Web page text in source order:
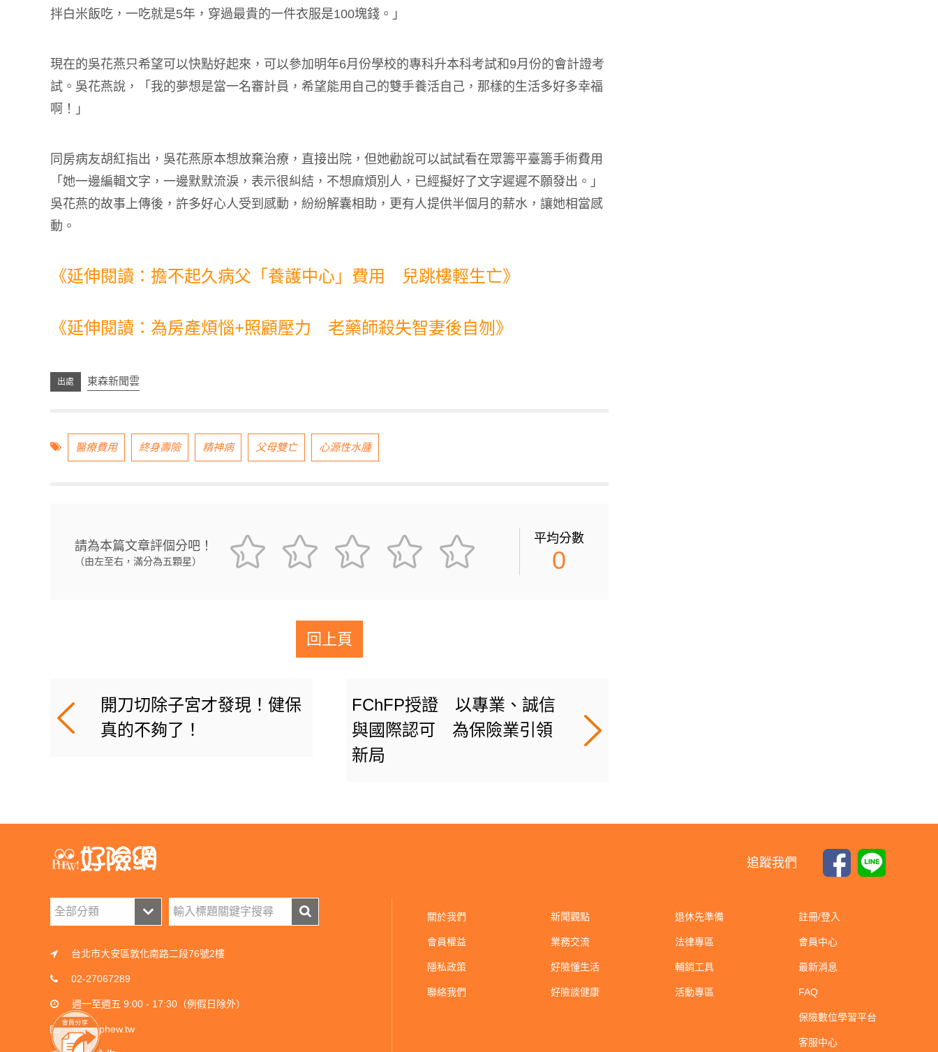
拌白米飯吃，一吃就是5年，穿過最貴的一件衣服是100塊錢。」
現在的吳花燕只希望可以快點好起來，可以參加明年6月份學校的專科升本科考試和9月份的會計證考
試。吳花燕說，「我的夢想是當一名審計員，希望能用自己的雙手養活自己，那樣的生活多好多幸福
啊！」
同房病友胡紅指出，吳花燕原本想放棄治療，直接出院，但她勸說可以試試看在眾籌平臺籌手術費用
「她一邊編輯文字，一邊默默流淚，表示很糾結，不想麻煩別人，已經擬好了文字遲遲不願發出。」
吳花燕的故事上傳後，許多好心人受到感動，紛紛解囊相助，更有人提供半個月的薪水，讓她相當感
動。
《延伸閱讀：擔不起久病父「養護中心」費用 兒跳樓輕生亡》
《延伸閱讀：為房產煩惱+照顧壓力 老藥師殺失智妻後自刎》
東森新聞雲
醫療費用 終身壽險 精神病 父母雙亡 心源性水腫
請為本篇文章評個分吧！
（由左至右，滿分為五顆星）
平均分數
0
回上頁
開刀切除子宮才發現！健保
真的不夠了！
FChFP授證 以專業、誠信
與國際認可 為保險業引領
新局
追蹤我們
台北市大安區敦化南路二段76號2樓
02-27067289
週一至週五 9:00 - 17:30（例假日除外）
info@phew.tw
關於我們
會員權益
隱私政策
聯絡我們
新聞觀點
業務交流
好險懂生活
好險談健康
退休先準備
法律專區
輔銷工具
活動專區
註冊/登入
會員中心
最新消息
FAQ
保險數位學習平台
客服中心